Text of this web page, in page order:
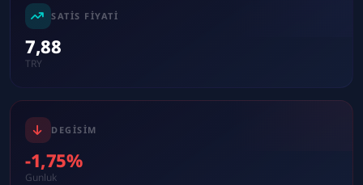
SATIS FIYATI
7,88
TRY
DEGISIM
-1,75%
Gunluk